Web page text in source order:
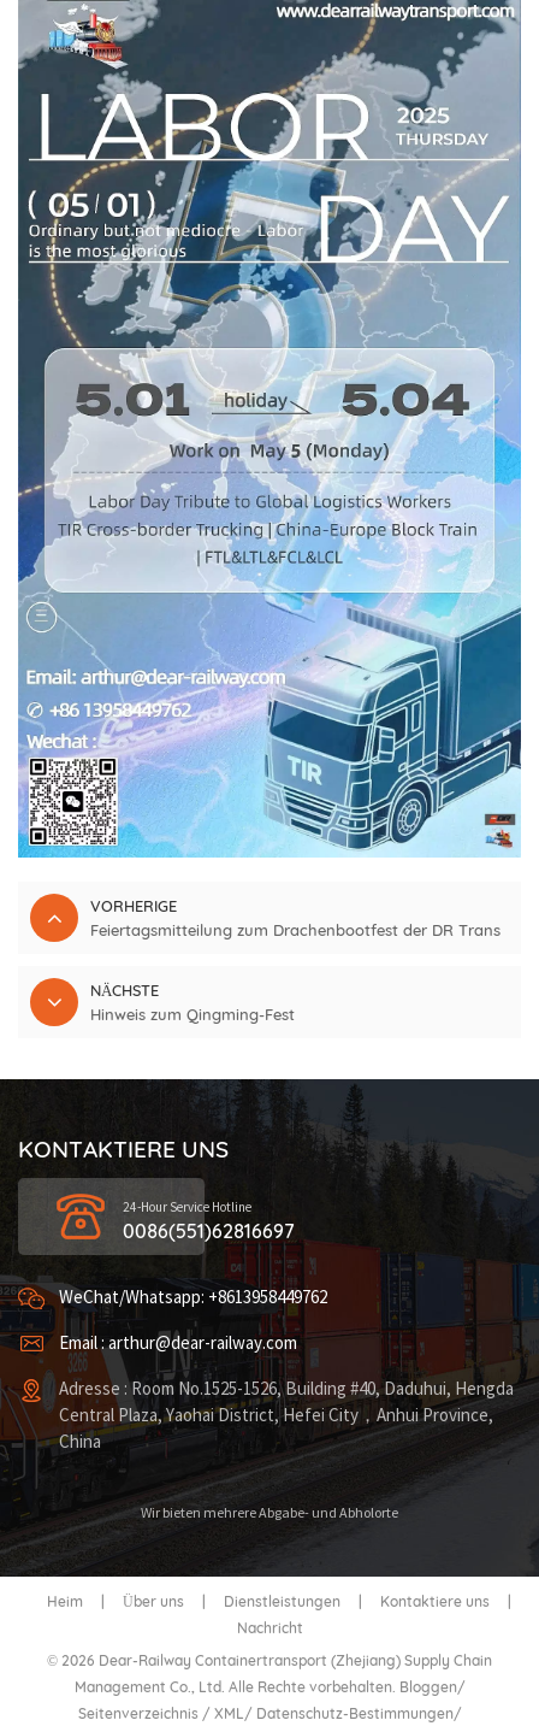
VORHERIGE
Feiertagsmitteilung zum Drachenbootfest der DR Trans
NÄCHSTE
Hinweis zum Qingming-Fest
KONTAKTIERE UNS
24-Hour Service Hotline
0086(551)62816697
WeChat/Whatsapp: +8613958449762
Email : arthur@dear-railway.com
Adresse : Room No.1525-1526, Building #40, Daduhui, Hengda
Central Plaza, Yaohai District, Hefei City，Anhui Province,
China
Wir bieten mehrere Abgabe- und Abholorte
Heim Über uns Dienstleistungen Kontaktiere uns
Nachricht
© 2026 Dear-Railway Containertransport (Zhejiang) Supply Chain
Management Co., Ltd. Alle Rechte vorbehalten. Bloggen/
Seitenverzeichnis / XML / Datenschutz-Bestimmungen/